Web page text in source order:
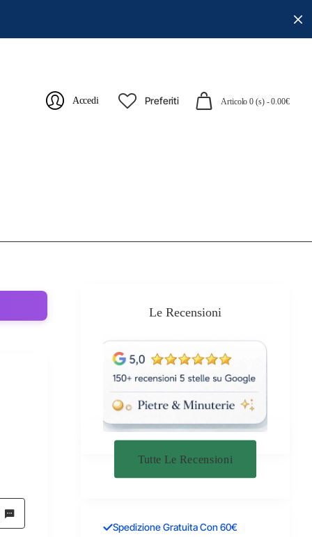
Accedi Preferiti Articolo 0 (s) - 0.00€
Le Recensioni
Tutte Le Recensioni
Spedizione Gratuita Con 60€